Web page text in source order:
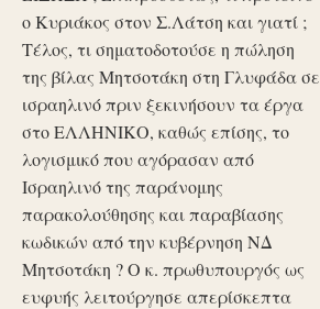
ο Κυριάκος στον Σ.Λάτση και γιατί ;
Τέλος, τι σηματοδοτούσε η πώληση
της βίλας Μητσοτάκη στη Γλυφάδα σε
ισραηλινό πριν ξεκινήσουν τα έργα
στο ΕΛΛΗΝΙΚΟ, καθώς επίσης, το
λογισμικό που αγόρασαν από
Ισραηλινό της παράνομης
παρακολούθησης και παραβίασης
κωδικών από την κυβέρνηση ΝΔ
Μητσοτάκη ? Ο κ. πρωθυπουργός ως
ευφυής λειτούργησε απερίσκεπτα